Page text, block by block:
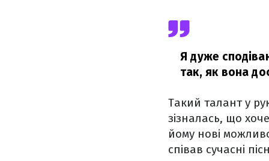
Я дуже
так, як вона
Такий талант у
зізналась, що
йому нові
співав сучасні